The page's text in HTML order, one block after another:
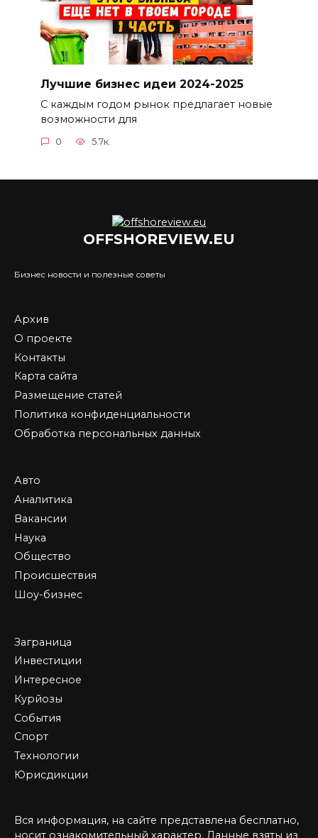
Лучшие бизнес идеи 2024-2025
С каждым годом рынок предлагает новые
возможности для
0 5.7к.
OFFSHOREVIEW.EU
Бизнес новости и полезные советы
Архив
О проекте
Контакты
Карта сайта
Размещение статей
Политика конфиденциальности
Обработка персональных данных
Авто
Аналитика
Вакансии
Наука
Общество
Происшествия
Шоу-бизнес
Заграница
Инвестиции
Интересное
Курйозы
События
Спорт
Технологии
Юрисдикции
Вся информация, на сайте представлена бесплатно,
носит ознакомительный характер. Данные взяты из